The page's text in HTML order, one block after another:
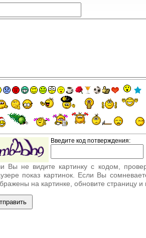
Введите код потверждения:
Вы не видите картинку с кодом,
показ картинок. Если Вы
на картинке, обновите страницу